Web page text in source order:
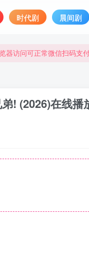
时代剧 晨间剧
器访问可正常微信扫码支
器访问可正常微信扫码支付
! (2026)在线播